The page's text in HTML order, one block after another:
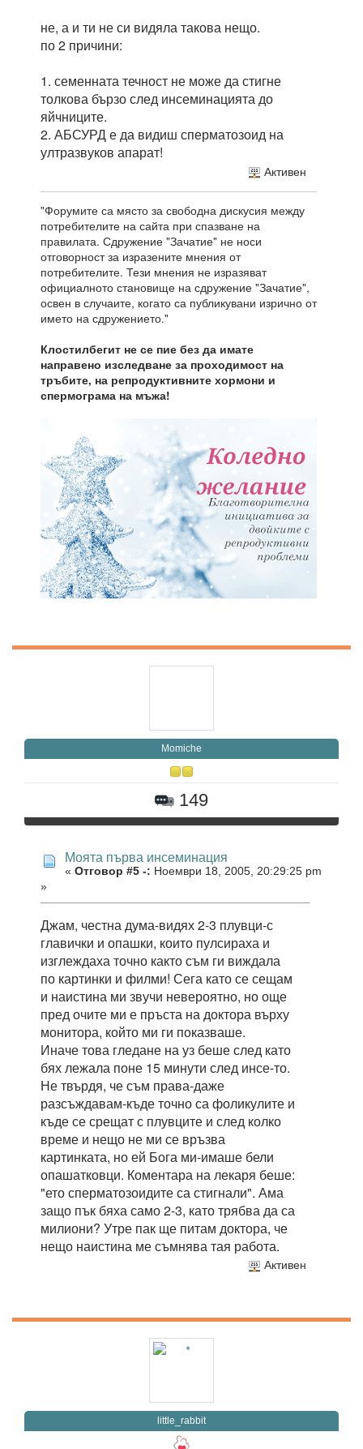
не, а и ти не си видяла такова нещо.
по 2 причини:
1. семенната течност не може да стигне
толкова бързо след инсеминацията до
яйчниците.
2. АБСУРД е да видиш сперматозоид на
ултразвуков апарат!
Активен
"Форумите са място за свободна дискусия между
потребителите на сайта при спазване на
правилата. Сдружение "Зачатие" не носи
отговорност за изразените мнения от
потребителите. Тези мнения не изразяват
официалното становище на сдружение "Зачатие",
освен в случаите, когато са публикувани изрично от
името на сдружението."
Клостилбегит не се пие без да имате
направено изследване за проходимост на
тръбите, на репродуктивните хормони и
спермограма на мъжа!
Momiche
149
Моята първа инсеминация
« Отговор #5 -: Ноември 18, 2005, 20:29:25 pm
»
Джам, честна дума-видях 2-3 плувци-с
главички и опашки, които пулсираха и
изглеждаха точно както съм ги виждала
по картинки и филми! Сега като се сещам
и наистина ми звучи невероятно, но още
пред очите ми е пръста на доктора върху
монитора, който ми ги показваше.
Иначе това гледане на уз беше след като
бях лежала поне 15 минути след инсе-то.
Не твърдя, че съм права-даже
разсъждавам-къде точно са фоликулите и
къде се срещат с плувците и след колко
време и нещо не ми се връзва
картинката, но ей Бога ми-имаше бели
опашатковци. Коментара на лекаря беше:
"ето сперматозоидите са стигнали". Ама
защо пък бяха само 2-3, като трябва да са
милиони? Утре пак ще питам доктора, че
нещо наистина ме съмнява тая работа.
Активен
little_rabbit